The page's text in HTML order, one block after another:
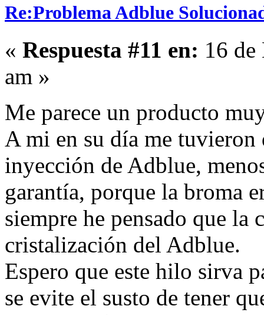
Re:Problema Adblue
« Respuesta #11 en: 16
am »
Me parece un producto
A mi en su día me
inyección de Adblue,
garantía, porque la broma
siempre he pensado que la
cristalización del Adblue.
Espero que este hilo sirva
se evite el susto de tener